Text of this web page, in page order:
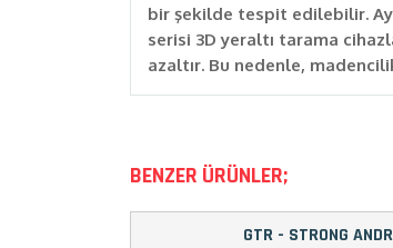
bir şekilde tespit edilebilir.
serisi 3D yeraltı tarama
azaltır. Bu nedenle,
BENZER ÜRÜNLER;
GTR - STRONG